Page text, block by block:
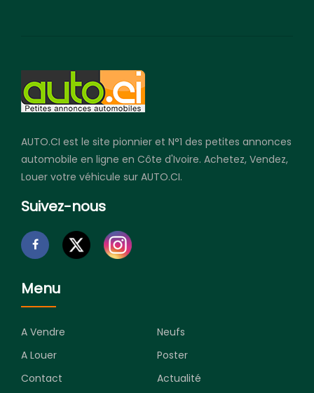
AUTO.CI est le site pionnier et N°1 des petites annonces
automobile en ligne en Côte d'Ivoire. Achetez, Vendez,
Louer votre véhicule sur AUTO.CI.
Suivez-nous
Menu
A Vendre
Neufs
A Louer
Poster
Contact
Actualité